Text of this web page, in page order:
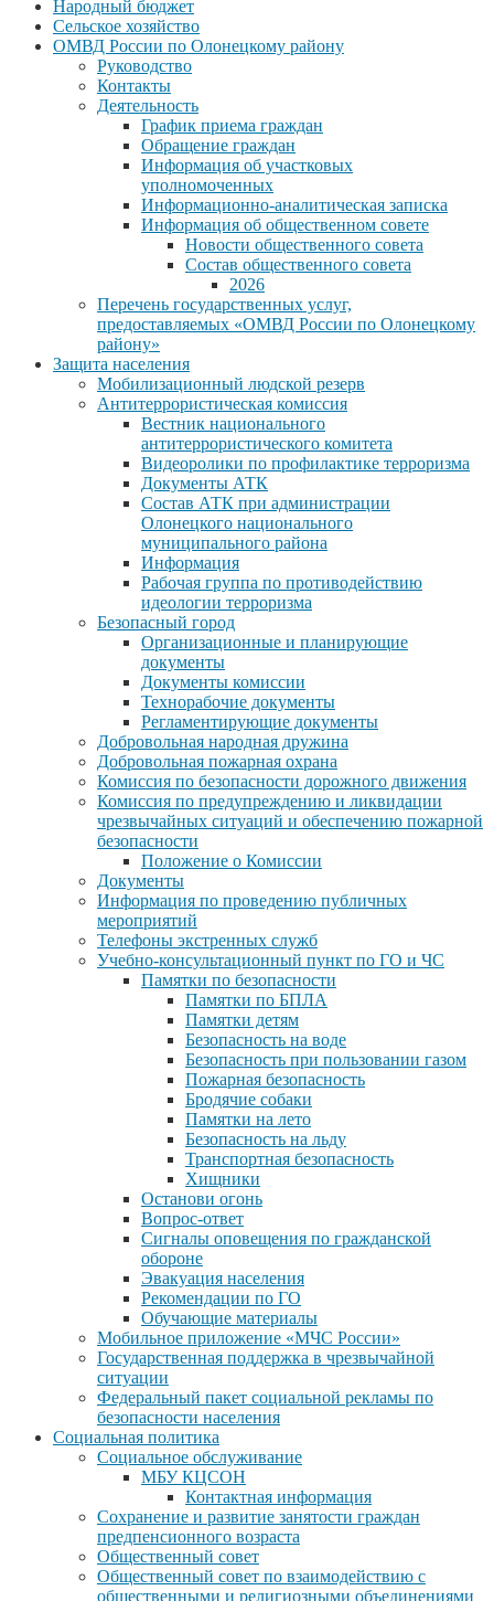
Народный бюджет
Сельское хозяйство
ОМВД России по Олонецкому району
Руководство
Контакты
Деятельность
График приема граждан
Обращение граждан
Информация об участковых
уполномоченных
Информационно-аналитическая записка
Информация об общественном совете
Новости общественного совета
Состав общественного совета
2026
Перечень государственных услуг,
предоставляемых «ОМВД России по Олонецкому
району»
Защита населения
Мобилизационный людской резерв
Антитеррористическая комиссия
Вестник национального
антитеррористического комитета
Видеоролики по профилактике терроризма
Документы АТК
Состав АТК при администрации
Олонецкого национального
муниципального района
Информация
Рабочая группа по противодействию
идеологии терроризма
Безопасный город
Организационные и планирующие
документы
Документы комиссии
Технорабочие документы
Регламентирующие документы
Добровольная народная дружина
Добровольная пожарная охрана
Комиссия по безопасности дорожного движения
Комиссия по предупреждению и ликвидации
чрезвычайных ситуаций и обеспечению пожарной
безопасности
Положение о Комиссии
Документы
Информация по проведению публичных
мероприятий
Телефоны экстренных служб
Учебно-консультационный пункт по ГО и ЧС
Памятки по безопасности
Памятки по БПЛА
Памятки детям
Безопасность на воде
Безопасность при пользовании газом
Пожарная безопасность
Бродячие собаки
Памятки на лето
Безопасность на льду
Транспортная безопасность
Хищники
Останови огонь
Вопрос-ответ
Сигналы оповещения по гражданской
обороне
Эвакуация населения
Рекомендации по ГО
Обучающие материалы
Мобильное приложение «МЧС России»
Государственная поддержка в чрезвычайной
ситуации
Федеральный пакет социальной рекламы по
безопасности населения
Социальная политика
Социальное обслуживание
МБУ КЦСОН
Контактная информация
Сохранение и развитие занятости граждан
предпенсионного возраста
Общественный совет
Общественный совет по взаимодействию с
общественными и религиозными объединениями